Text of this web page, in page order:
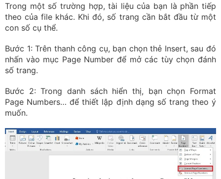
Trong một số trường hợp, tài liệu của bạn là phần tiếp
theo của file khác. Khi đó, số trang cần bắt đầu từ một
con số cụ thể.
Bước 1: Trên thanh công cụ, bạn chọn thẻ Insert, sau đó
nhấn vào mục Page Number để mở các tùy chọn đánh
số trang.
Bước 2: Trong danh sách hiển thị, bạn chọn Format
Page Numbers… để thiết lập định dạng số trang theo ý
muốn.